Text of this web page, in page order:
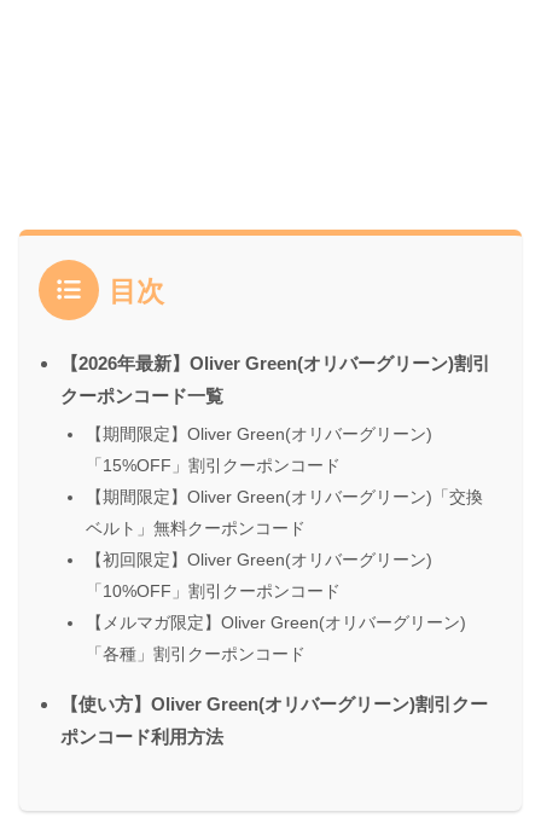
目次
【2026年最新】Oliver Green(オリバーグリーン)割引
クーポンコード一覧
【期間限定】Oliver Green(オリバーグリーン)
「15%OFF」割引クーポンコード
【期間限定】Oliver Green(オリバーグリーン)「交換
ベルト」無料クーポンコード
【初回限定】Oliver Green(オリバーグリーン)
「10%OFF」割引クーポンコード
【メルマガ限定】Oliver Green(オリバーグリーン)
「各種」割引クーポンコード
【使い方】Oliver Green(オリバーグリーン)割引クー
ポンコード利用方法